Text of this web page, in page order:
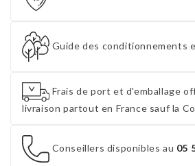
Guide des conditionnements
Frais de port et d'emballage
livraison partout en France sauf la
Conseillers disponibles au 05